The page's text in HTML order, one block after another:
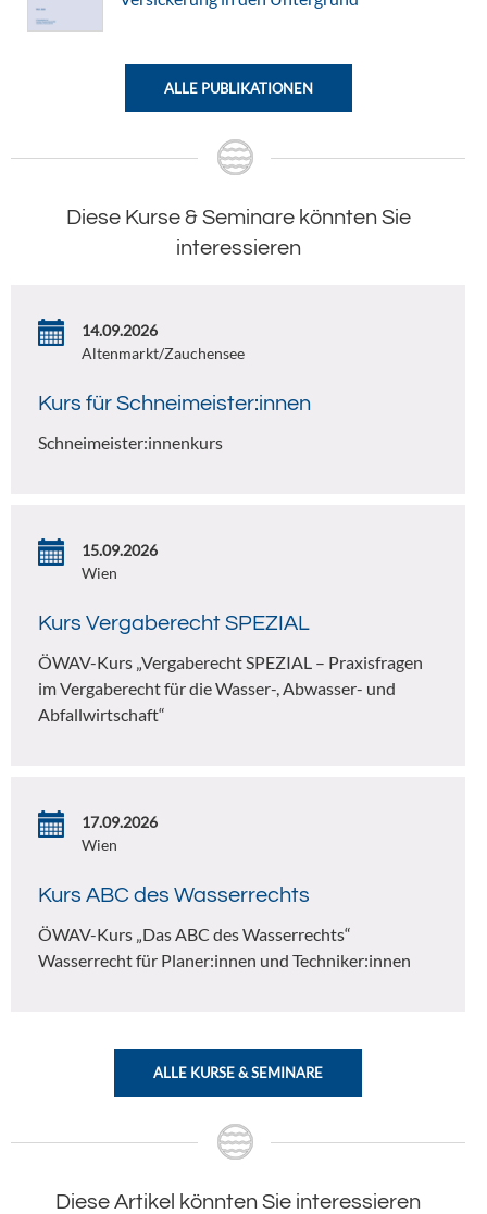
ALLE PUBLIKATIONEN
Diese Kurse & Seminare könnten Sie
interessieren
14.09.2026
Altenmarkt/Zauchensee
Kurs für Schneimeister:innen
Schneimeister:innenkurs
15.09.2026
Wien
Kurs Vergaberecht SPEZIAL
ÖWAV-Kurs „Vergaberecht SPEZIAL – Praxisfragen
im Vergaberecht für die Wasser-, Abwasser- und
Abfallwirtschaft“
17.09.2026
Wien
Kurs ABC des Wasserrechts
ÖWAV-Kurs „Das ABC des Wasserrechts“
Wasserrecht für Planer:innen und Techniker:innen
ALLE KURSE & SEMINARE
Diese Artikel könnten Sie interessieren